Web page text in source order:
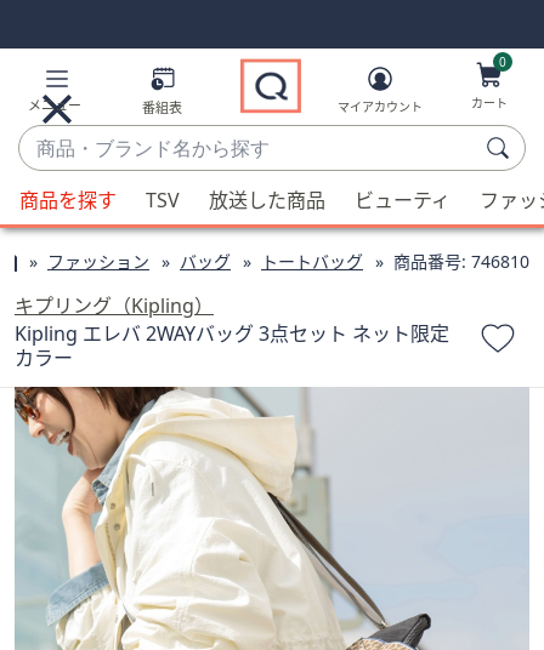
Links
Links2
メニュー 番組表
商
品・
ブ
ラ
ン
名
か
ら
探
す
候
補
利
用
可
能
な
場
合、
マイアカウント
0
カート
商品を探す TSV 放送した商品 ビューティ ファ
ファッション バッグ トートバッグ 商品番号: 746810
キプリング（Kipling）
Kipling エレバ 2WAYバッグ 3点セット ネット限定
カラー